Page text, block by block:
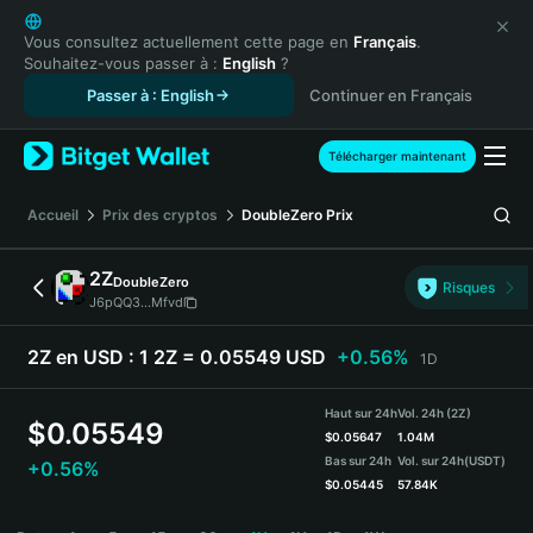
English
日本語
Tiếng Việt
Español (Latinoamérica)
Türkçe
Français
Deutsch
简体中文
繁體中文
Português (Portugal)
Bahasa Indonesia
ภาษาไทย
Español
Español (Argentina)
Vous consultez actuellement cette page en Français.
Souhaitez-vous passer à : English ?
Passer à : English
Continuer en Français
Télécharger maintenant
Accueil Prix des cryptos DoubleZero Prix
2ZDoubleZero
J6pQQ3...Mfvd
Risques
2Z en USD : 1 2Z = 0.05549 USD +0.56% 1D
$0.05549
+0.56%
Haut sur 24h
$0.05647
Bas sur 24h
$0.05445
Vol. 24h (2Z)
1.04M
Vol. sur 24h(USDT)
57.84K